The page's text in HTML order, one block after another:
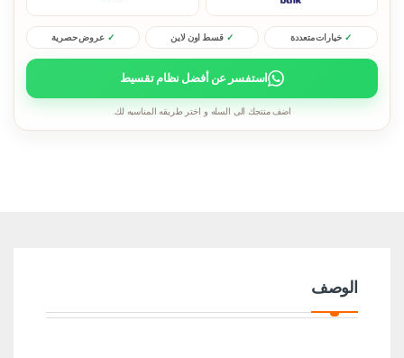
خيارات متعددة قسط اون لاين عروض حصرية
استفسر عن أفضل نظام تقسيط
اضف منتجك الى السله و اختر طريقه المناسبه لك.
الوصف